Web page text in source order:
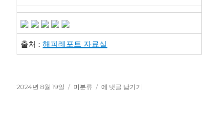
출처 :해피레포트 자료실
작
2024년 8월 19일
카
미분류
공
에 댓글 남기기